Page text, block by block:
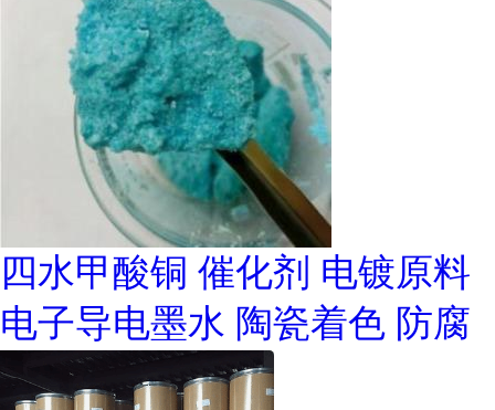
四水甲酸铜 催化剂 电镀原料
电子导电墨水 陶瓷着色 防腐